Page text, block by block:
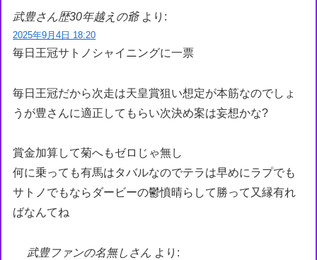
武豊さん歴30年越えの爺 より:
2025年9月4日 18:20
毎日王冠サトノシャイニングに一票
毎日王冠だから次走は天皇賞狙い想定が本筋なのでしょ
うが豊さんに適正してもらい次決め案は妄想かな?
賞金加算して菊へもゼロじゃ無し
何に乗っても有馬はタバルなのでテラは早めにラプでも
サトノでもならダービーの鬱憤晴らして勝って又縁有れ
ばなんてね
武豊ファンの名無しさん より: